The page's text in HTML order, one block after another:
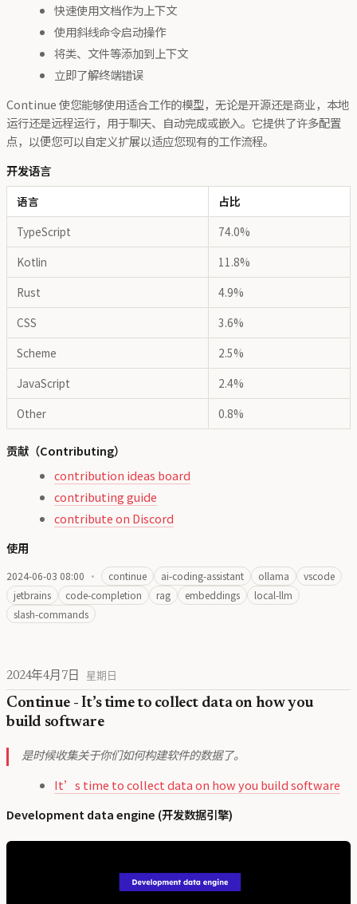
快速使用文档作为上下文
使用斜线命令启动操作
将类、文件等添加到上下文
立即了解终端错误
Continue 使您能够使用适合工作的模型，无论是开源还是商业，本地
运行还是远程运行，用于聊天、自动完成或嵌入。它提供了许多配置
点，以便您可以自定义扩展以适应您现有的工作流程。
开发语言
语言
占比
TypeScript
74.0%
Kotlin
11.8%
Rust
4.9%
CSS
3.6%
Scheme
2.5%
JavaScript
2.4%
Other
0.8%
贡献（Contributing）
contribution ideas board
contributing guide
contribute on Discord
使用
2024-06-03 08:00 · continue ai-coding-assistant ollama
vscode
jetbrains
code-completion rag embeddings
local-llm
slash-commands
2024年4月7日 星期日
Continue - It’s time to collect data on how you
build software
是时候收集关于你们如何构建软件的数据了。
It’s time to collect data on how you build software
Development data engine (开发数据引擎)